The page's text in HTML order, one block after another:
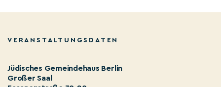
VERANSTALTUNGSDATEN
Jüdisches Gemeindehaus Berlin
Großer Saal